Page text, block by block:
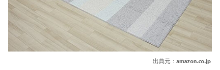
出典元： amazon.co.jp